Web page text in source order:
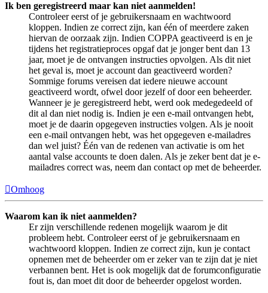
Ik ben geregistreerd maar kan niet aanmelden!
Controleer eerst of je gebruikersnaam en wachtwoord
kloppen. Indien ze correct zijn, kan één of meerdere zaken
hiervan de oorzaak zijn. Indien COPPA geactiveerd is en je
tijdens het registratieproces opgaf dat je jonger bent dan 13
jaar, moet je de ontvangen instructies opvolgen. Als dit niet
het geval is, moet je account dan geactiveerd worden?
Sommige forums vereisen dat iedere nieuwe account
geactiveerd wordt, ofwel door jezelf of door een beheerder.
Wanneer je je geregistreerd hebt, werd ook medegedeeld of
dit al dan niet nodig is. Indien je een e-mail ontvangen hebt,
moet je de daarin opgegeven instructies volgen. Als je nooit
een e-mail ontvangen hebt, was het opgegeven e-mailadres
dan wel juist? Één van de redenen van activatie is om het
aantal valse accounts te doen dalen. Als je zeker bent dat je e-
mailadres correct was, neem dan contact op met de beheerder.
Omhoog
Waarom kan ik niet aanmelden?
Er zijn verschillende redenen mogelijk waarom je dit
probleem hebt. Controleer eerst of je gebruikersnaam en
wachtwoord kloppen. Indien ze correct zijn, kun je contact
opnemen met de beheerder om er zeker van te zijn dat je niet
verbannen bent. Het is ook mogelijk dat de forumconfiguratie
fout is, dan moet dit door de beheerder opgelost worden.